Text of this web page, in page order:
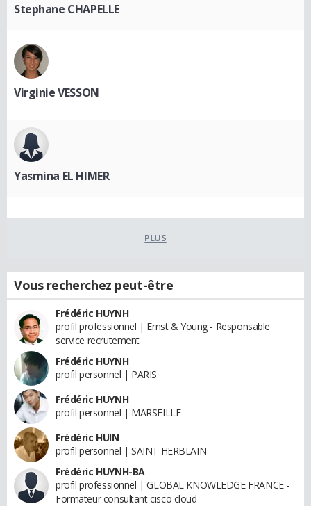
Stephane CHAPELLE
Virginie VESSON
Yasmina EL HIMER
PLUS
Vous recherchez peut-être
Frédéric HUYNH
profil professionnel | Ernst & Young - Responsable
service recrutement
Frédéric HUYNH
profil personnel | PARIS
Frédéric HUYNH
profil personnel | MARSEILLE
Frédéric HUIN
profil personnel | SAINT HERBLAIN
Frédéric HUYNH-BA
profil professionnel | GLOBAL KNOWLEDGE FRANCE -
Formateur consultant cisco cloud